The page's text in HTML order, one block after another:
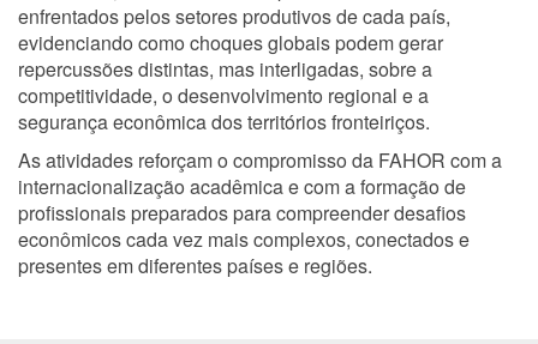
enfrentados pelos setores produtivos de cada país,
evidenciando como choques globais podem gerar
repercussões distintas, mas interligadas, sobre a
competitividade, o desenvolvimento regional e a
segurança econômica dos territórios fronteiriços.
As atividades reforçam o compromisso da FAHOR com a
internacionalização acadêmica e com a formação de
profissionais preparados para compreender desafios
econômicos cada vez mais complexos, conectados e
presentes em diferentes países e regiões.